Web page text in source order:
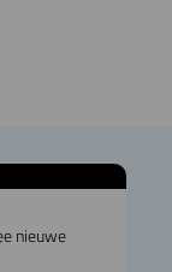
nieuwe